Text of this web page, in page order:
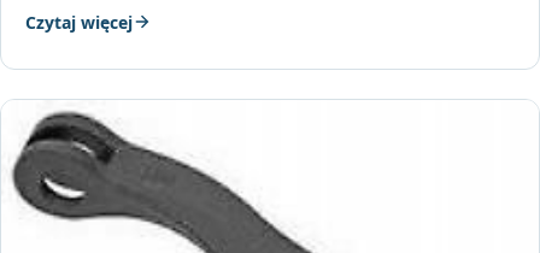
Czytaj więcej